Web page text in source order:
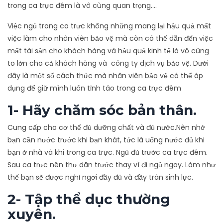
trong ca trực đêm là vô cùng quan trọng….
Việc ngủ trong ca trực không những mang lại hậu quả mất
việc làm cho nhân viên bảo vệ mà còn có thể dẫn đến việc
mất tài sản cho khách hàng và hậu quả kinh tế là vô cùng
to lớn cho cả khách hàng và công ty dịch vụ bảo vệ. Dưới
đây là một số cách thức mà nhân viên bảo vệ có thể áp
dụng để giữ mình luôn tỉnh táo trong ca trực đêm
1- Hãy chăm sóc bản thân.
Cung cấp cho cơ thể đủ dưỡng chất và đủ nước.Nên nhớ
bạn cần nước trước khi bạn khát, tức là uống nước đủ khi
bạn ở nhà và khi trong ca trực. Ngủ đủ trước ca trực đêm.
Sau ca trực nên thư dãn trước thay vì đi ngủ ngay. Làm như
thế bạn sẽ được nghỉ ngơi đầy đủ và đầy tràn sinh lực.
2- Tập thể dục thường
xuyên.